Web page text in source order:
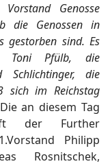
Genosse
die Genossen in
gestorben sind. Es
Toni Pfülb, die
Schlichtinger, die
sich im Reichstag
an diesem Tag
der Further
Philipp
Rosnitschek,